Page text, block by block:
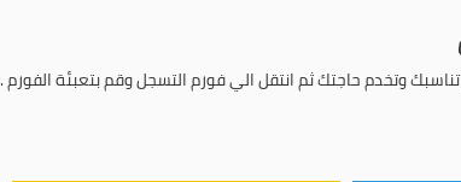
وتخدم حاجتك ثم انتقل الي فورم التسجل وقم بتعبئة الفورم .